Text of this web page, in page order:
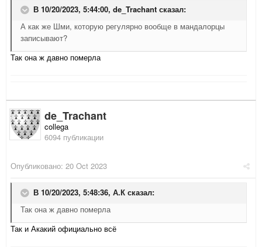
В 10/20/2023, 5:44:00, de_Trachant сказал:
А как же Шми, которую регулярно вообще в мандалорцы
записывают?
Так она ж давно померла
de_Trachant
collega
6094 публикации
Опубликовано: 20 Oct 2023
В 10/20/2023, 5:48:36, А.К сказал:
Так она ж давно померла
Так и Акакий официально всё